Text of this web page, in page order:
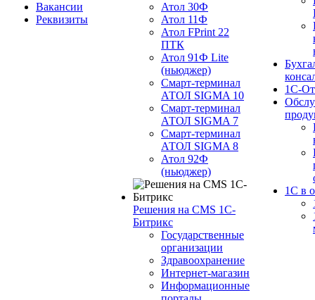
Вакансии
Реквизиты
Атол 30Ф
Атол 11Ф
Атол FPrint 22
ПТК
Атол 91Ф Lite
(ньюджер)
Смарт-терминал
АТОЛ SIGMA 10
Смарт-терминал
АТОЛ SIGMA 7
Смарт-терминал
АТОЛ SIGMA 8
Атол 92Ф
(ньюджер)
Решения на CMS 1С-
Битрикс
Государственные
организации
Здравоохранение
Интернет-магазин
Информационные
1С-
1С в